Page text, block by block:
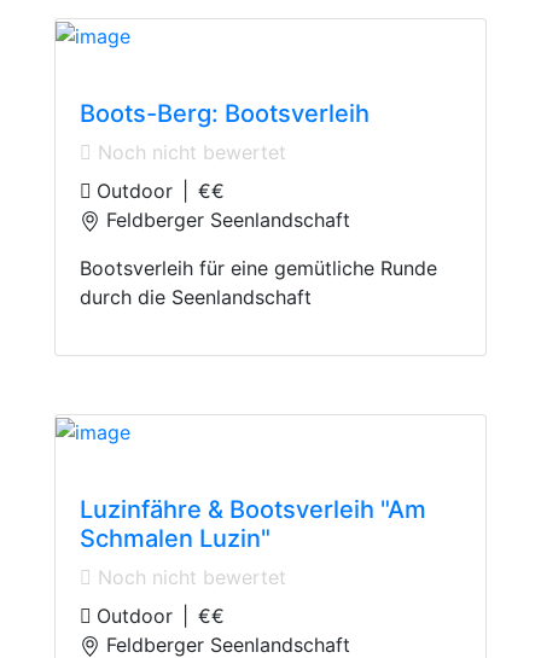
Boots-Berg: Bootsverleih
Noch nicht bewertet
Outdoor
€€
Feldberger Seenlandschaft
Bootsverleih für eine gemütliche Runde
durch die Seenlandschaft
Luzinfähre & Bootsverleih "Am
Schmalen Luzin"
Noch nicht bewertet
Outdoor
€€
Feldberger Seenlandschaft